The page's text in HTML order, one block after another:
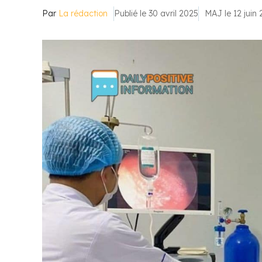
Par La rédaction Publié le 30 avril 2025 MAJ le 12 juin